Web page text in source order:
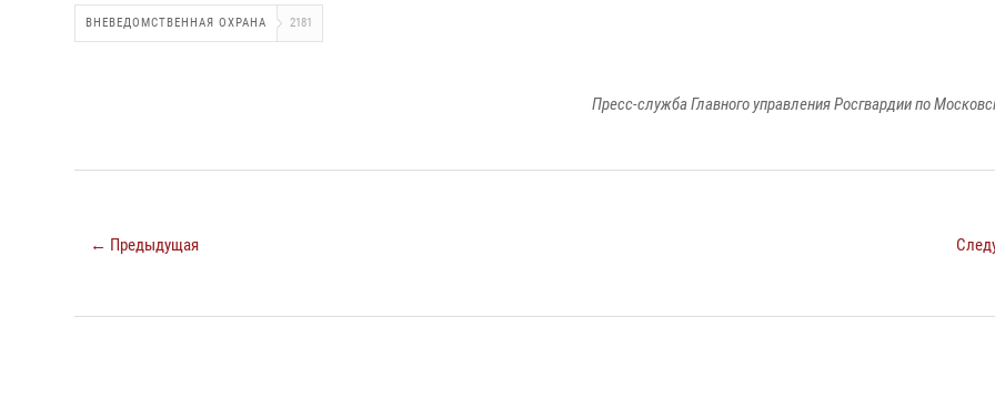
ВНЕВЕДОМСТВЕННАЯ ОХРАНА 2181
Пресс-служба Главного управления Росгвардии по
← Предыдущая